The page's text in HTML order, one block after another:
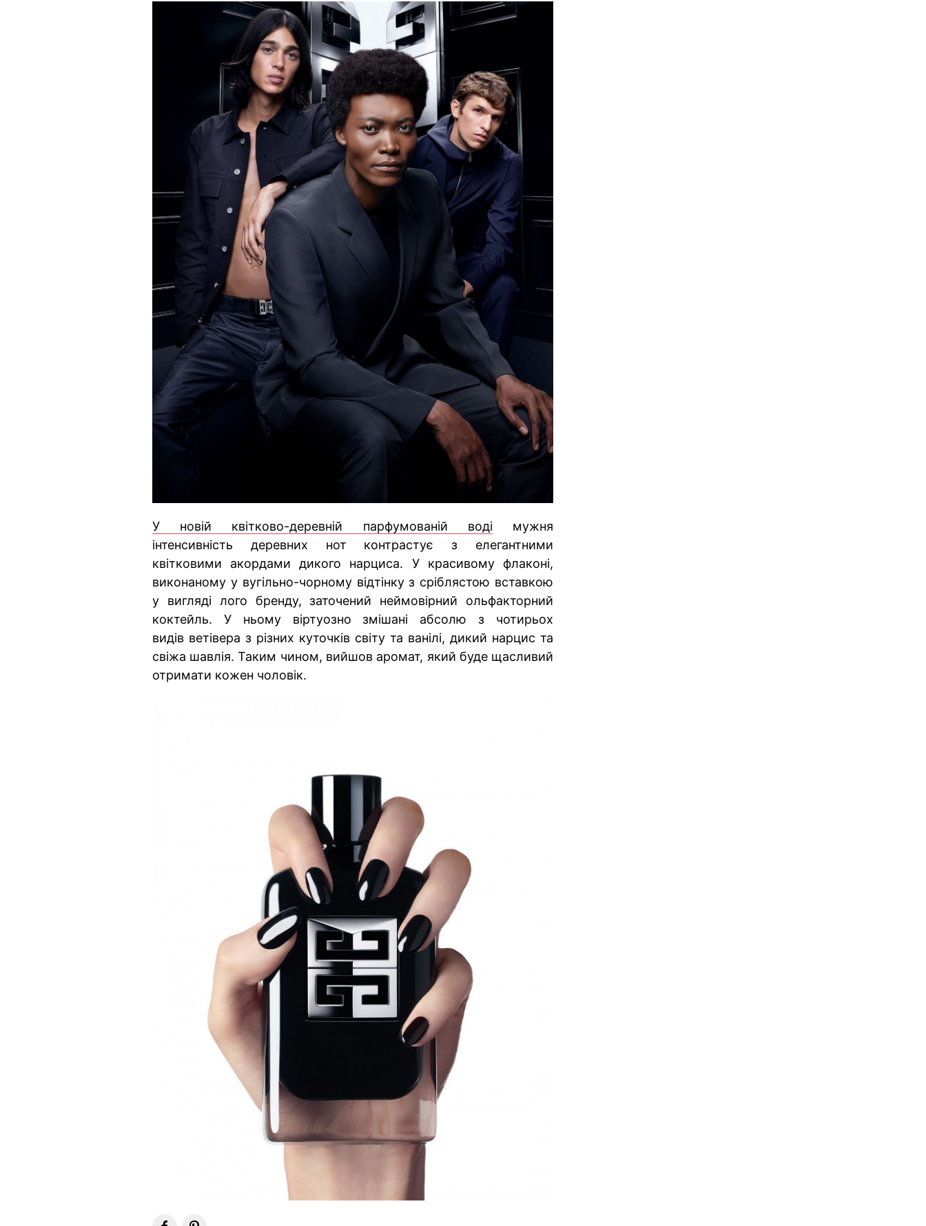
У новій квітково-деревній парфумованій воді мужня
інтенсивність деревних нот контрастує з елегантними
квітковими акордами дикого нарциса. У красивому флаконі,
виконаному у вугільно-чорному відтінку з сріблястою вставкою
у вигляді лого бренду, заточений неймовірний ольфакторний
коктейль. У ньому віртуозно змішані абсолю з чотирьох
видів ветівера з різних куточків світу та ванілі, дикий нарцис та
свіжа шавлія. Таким чином, вийшов аромат, який буде щасливий
отримати кожен чоловік.